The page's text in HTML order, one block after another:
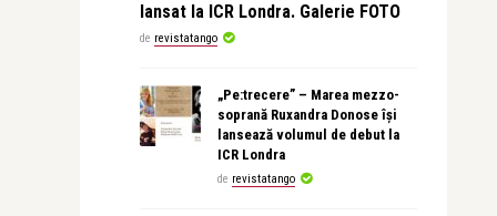
lansat la ICR Londra. Galerie FOTO
de revistatango
„Pe:trecere” – Marea mezzo-
soprană Ruxandra Donose își
lansează volumul de debut la
ICR Londra
de revistatango